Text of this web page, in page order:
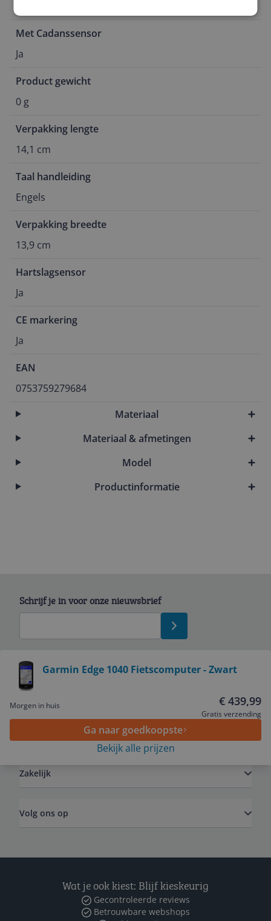
Met Cadanssensor
Ja
Product gewicht
0 g
Verpakking lengte
14,1 cm
Taal handleiding
Engels
Verpakking breedte
13,9 cm
Hartslagsensor
Ja
CE markering
Ja
EAN
0753759279684
Materiaal
Materiaal & afmetingen
Model
Productinformatie
Garmin Edge 1040 Fietscomputer - Zwart
Morgen in huis € 439,99
Gratis verzending
Ga naar goedkoopste
Bekijk alle prijzen
Schrijf je in voor onze nieuwsbrief
Service
Zakelijk
Volg ons op
Wat je ook kiest: Blijf kieskeurig
Gecontroleerde reviews
Betrouwbare webshops